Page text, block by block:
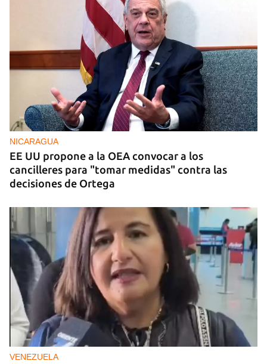
NICARAGUA
EE UU propone a la OEA convocar a los
cancilleres para "tomar medidas" contra las
decisiones de Ortega
VENEZUELA